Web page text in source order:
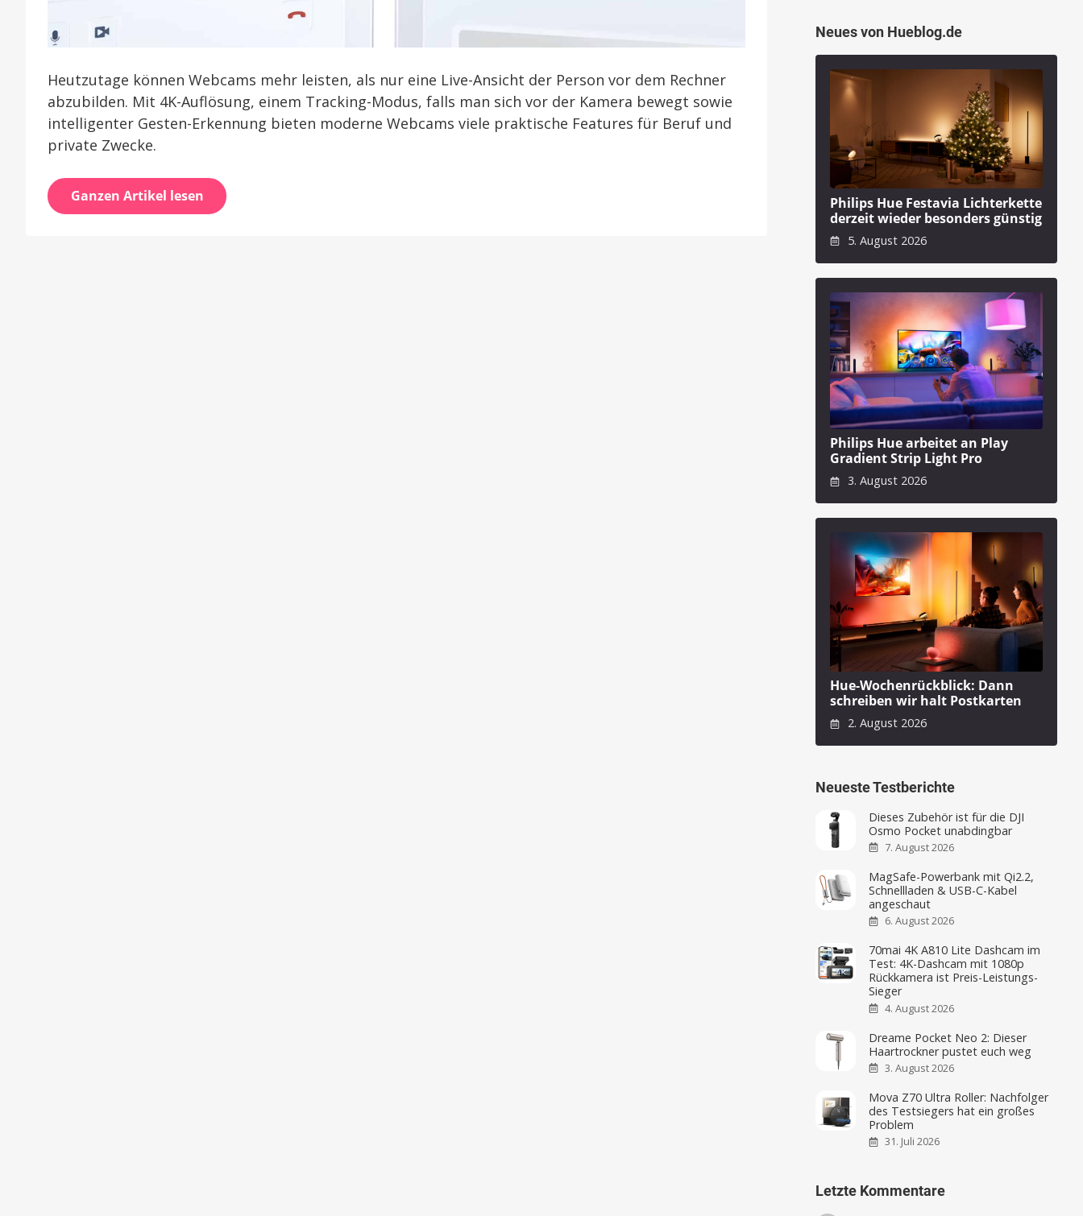
Heutzutage können Webcams mehr leisten, als nur eine Live-Ansicht der Person vor dem Rechner
abzubilden. Mit 4K-Auflösung, einem Tracking-Modus, falls man sich vor der Kamera bewegt sowie
intelligenter Gesten-Erkennung bieten moderne Webcams viele praktische Features für Beruf und
private Zwecke.
Ganzen Artikel lesen
Neues von Hueblog.de
Philips Hue Festavia Lichterkette
derzeit wieder besonders günstig
5. August 2026
Philips Hue arbeitet an Play
Gradient Strip Light Pro
3. August 2026
Hue-Wochenrückblick: Dann
schreiben wir halt Postkarten
2. August 2026
Neueste Testberichte
Dieses Zubehör ist für die DJI
Osmo Pocket unabdingbar
7. August 2026
MagSafe-Powerbank mit Qi2.2,
Schnellladen & USB-C-Kabel
angeschaut
6. August 2026
70mai 4K A810 Lite Dashcam im
Test: 4K-Dashcam mit 1080p
Rückkamera ist Preis-Leistungs-
Sieger
4. August 2026
Dreame Pocket Neo 2: Dieser
Haartrockner pustet euch weg
3. August 2026
Mova Z70 Ultra Roller: Nachfolger
des Testsiegers hat ein großes
Problem
31. Juli 2026
Letzte Kommentare